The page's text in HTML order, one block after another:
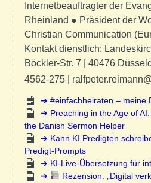
Internetbeauftragter der
Rheinland ● Präsident der
Christian Communication
Kontakt dienstlich:
Böckler-Str. 7 | 40476
4562-275 |
#einfachheiraten – meine
Preaching in the Age of
the Danish Sermon Helper
Kann KI Predigten
Predigt-Prompts
KI-Live-Übersetzung für
Rezension: „Digital